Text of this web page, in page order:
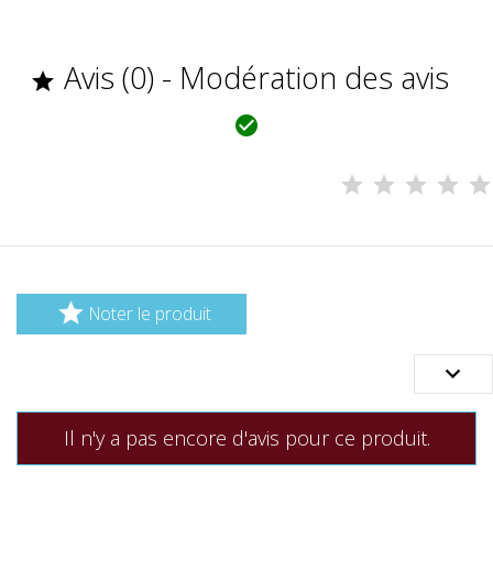
 Avis (0) - Modération des avis

 Noter le produit

Il n'y a pas encore d'avis pour ce produit.